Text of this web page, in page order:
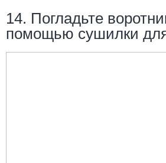
14. Погладьте
помощью сушилки